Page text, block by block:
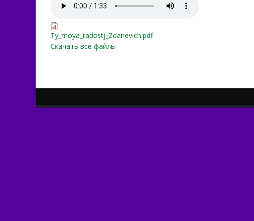
Ty_moya_radostj_Zdanevich.pdf
Ty_moya_radostj_Zdanevich.pdf
Скачать все файлы